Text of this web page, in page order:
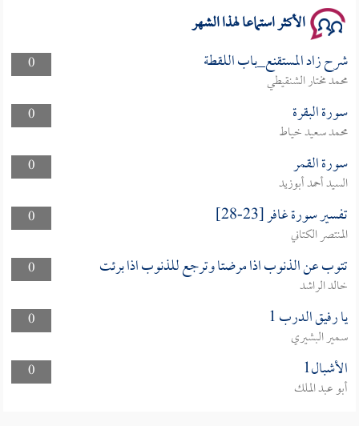
الأكثر استماعا لهذا الشهر
0 شرح زاد المستقنع_باب اللقطة
محمد مختار الشنقيطي
0
سورة البقرة
محمد سعيد خياط
0
سورة القمر
السيد أحمد أبوزيد
0
تفسير سورة غافر [23-28]
المنتصر الكتاني
0
تتوب عن الذنوب اذا مرضتا وترجع للذنوب اذا برئت
خالد الراشد
0
يا رفيق الدرب 1
سمير البشيري
0
الأشبال1
أبو عبد الملك